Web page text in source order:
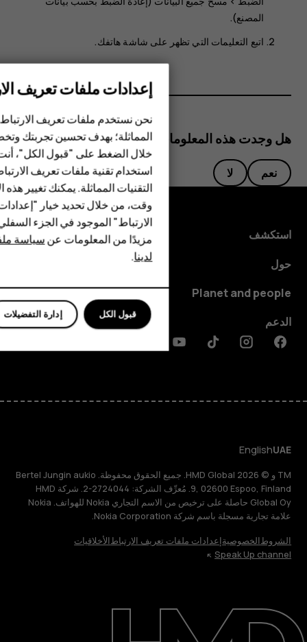
الهواتف المميزة
الأكسسوارات
HMD Terra M
HMD DUB
HMD Watch
للأعمال
حول
المصنع).
اتبع التعليمات التي تظهر على شاشة هاتفك.
هل وجدت هذه المعلومات مفيدة؟
نعم لا
استكشف
حول
Planet and people
الدعم
Facebook
Instagram
Tiktok
Youtube
Linkedin
Discord
UAE
English
TM و © 2026 HMD Global. جميع الحقوق محفوظة. Bertel Jungin aukio
9, 02600 Espoo, Finland. مُعرِّف الشركة: 2724044-2. شركة HMD
Global Oy حاصلة على ترخيص من الاسم التجاري Nokia للهواتف. Nokia
علامة تجارية مسجلة باسم شركة Nokia Corporation.
الشروطالخصوصيةإعدادات ملفات تعريف الارتباطالأخلاقيات
Speak Up channel
إعدادات ملفات تعريف
نحن نستخدم ملفات تعريف
المماثلة؛ بهدف تحسين تجربتك
خلال الضغط على "قبول الكل"،
استخدام تقنية ملفات تعريف
التقنيات المماثلة. يمكنك تغيير
وقت، من خلال تحديد خيار
الارتباط" الموجود في الجزء
مزيدًا من المعلومات عنسياسة
لدينا.
إدارة التفضيلات قبول الكل